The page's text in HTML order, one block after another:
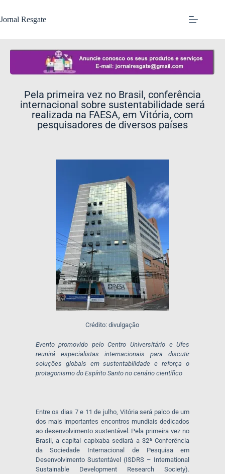
Jornal Resgate
Pela primeira vez no Brasil, conferência
internacional sobre sustentabilidade será
realizada na FAESA, em Vitória, com
pesquisadores de diversos países
Crédito: divulgação
Evento promovido pelo Centro Universitário e Ufes
reunirá especialistas internacionais para discutir
soluções globais em sustentabilidade e reforça o
protagonismo do Espírito Santo no cenário científico
Entre os dias 7 e 11 de julho, Vitória será palco de um
dos mais importantes encontros mundiais dedicados
ao desenvolvimento sustentável. Pela primeira vez no
Brasil, a capital capixaba sediará a 32ª Conferência
da Sociedade Internacional de Pesquisa em
Desenvolvimento Sustentável (ISDRS – International
Sustainable Development Research Society).